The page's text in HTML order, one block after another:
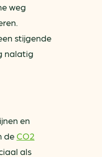
weg
stijgende
nalatig
en
de CO2
als